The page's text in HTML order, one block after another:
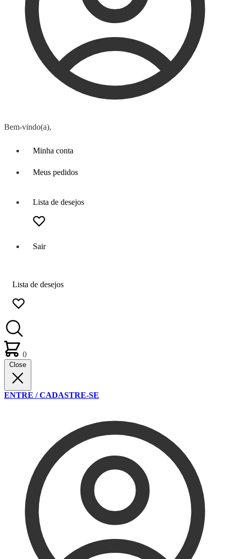
Bem-vindo(a),
Minha conta
Meus pedidos
Lista de desejos
Sair
Lista de desejos
0
Close
ENTRE / CADASTRE-SE